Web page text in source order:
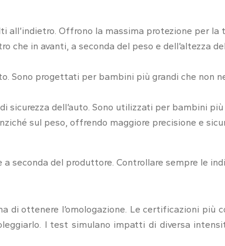
Offrono la massima protezione per la
che in avanti, a seconda del peso e dell’altezza
Sono progettati per bambini più grandi che non
sicurezza dell’auto. Sono utilizzati per bambini
sul peso, offrendo maggiore precisione e
del produttore. Controllare sempre le
ottenere l’omologazione. Le certificazioni più
I test simulano impatti di diversa